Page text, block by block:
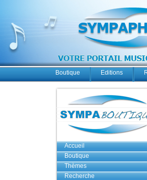
Boutique Editions
Accueil
Boutique
Thèmes
Recherche